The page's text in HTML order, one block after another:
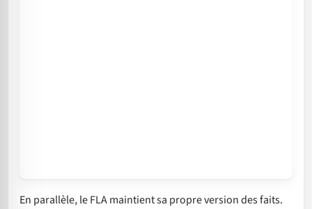
En parallèle, le FLA maintient sa propre version des faits.